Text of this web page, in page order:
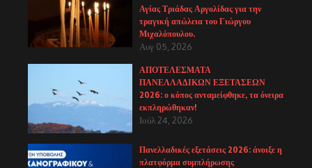
Αγίας Τριάδας Αργολίδας για την
τραγική απώλεια του Γιώργου
Μιχαλόπουλου.
Αυγ 05, 2026
ΑΠΟΤΕΛΕΣΜΑΤΑ
ΠΑΝΕΛΛΑΔΙΚΩΝ ΕΞΕΤΑΣΕΩΝ
2026: ο κόπος ανταμείφθηκε, τα όνειρα
εκπληρώθηκαν!
Ιούλ 24, 2026
Πανελλαδικές εξετάσεις 2026: άνοιξε η
πλατφόρμα συμπλήρωσης